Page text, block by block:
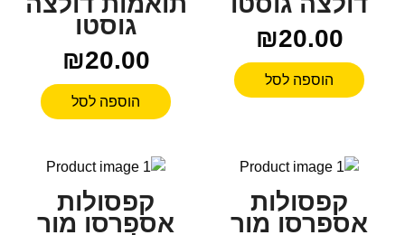
₪20.00
הוספה לסל
גוסטו
₪20.00
הוספה לסל
קפסולות
אספרסו מור
קפסולות
אספרסו מור